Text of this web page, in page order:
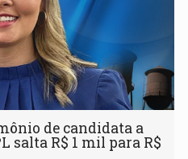
de candidata a
salta R$ 1 mil para R$